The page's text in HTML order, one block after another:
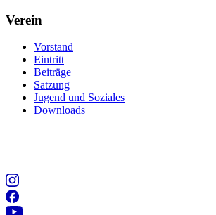
Verein
Vorstand
Eintritt
Beiträge
Satzung
Jugend und Soziales
Downloads